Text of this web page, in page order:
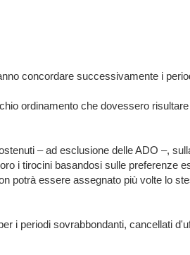
concordare successivamente i
ordinamento che dovessero
– ad esclusione delle ADO –,
i tirocini basandosi sulle preferenze
potrà essere assegnato più volte lo
i periodi sovrabbondanti, cancellati